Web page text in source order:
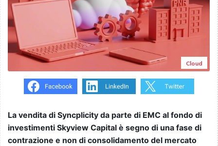
Cloud
La vendita di Syncplicity da parte di EMC al fondo di
investimenti Skyview Capital è segno di una fase di
contrazione e non di consolidamento del mercato